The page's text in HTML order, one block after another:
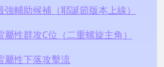
輔助候補（耶誕節版本上線）
性群攻C位（二重螺旋主角）
性下落攻擊流